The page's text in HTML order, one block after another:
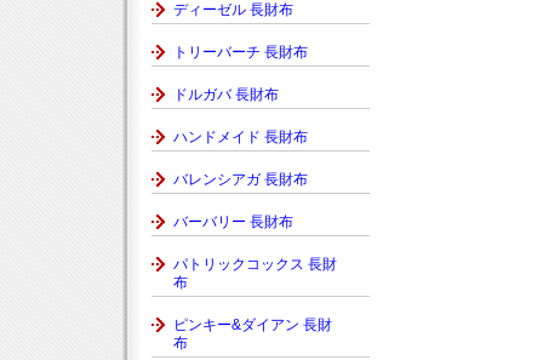
ディーゼル 長財布
トリーバーチ 長財布
ドルガバ 長財布
ハンドメイド 長財布
バレンシアガ 長財布
バーバリー 長財布
パトリックコックス 長財
布
ピンキー&ダイアン 長財
布